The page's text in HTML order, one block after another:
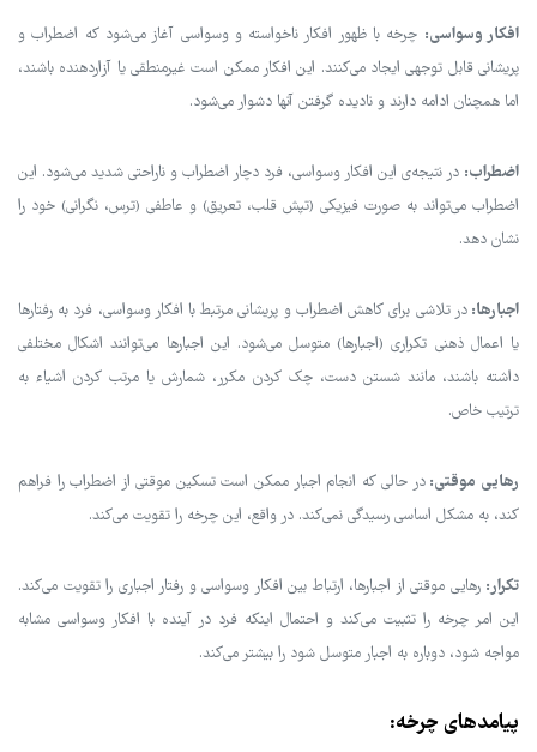
افکار وسواسی: چرخه با ظهور افکار ناخواسته و وسواسی آغاز می‌شود که اضطراب و
پریشانی قابل توجهی ایجاد می‌کنند. این افکار ممکن است غیرمنطقی یا آزاردهنده باشند،
اما همچنان ادامه دارند و نادیده گرفتن آنها دشوار می‌شود.
اضطراب: در نتیجه‌ی این افکار وسواسی، فرد دچار اضطراب و ناراحتی شدید می‌شود. این
اضطراب می‌تواند به صورت فیزیکی (تپش قلب، تعریق) و عاطفی (ترس، نگرانی) خود را
نشان دهد.
اجبارها:در تلاشی برای کاهش اضطراب و پریشانی مرتبط با افکار وسواسی، فرد به رفتارها
یا اعمال ذهنی تکراری (اجبارها) متوسل می‌شود. این اجبارها می‌توانند اشکال مختلفی
داشته باشند، مانند شستن دست، چک کردن مکرر، شمارش یا مرتب کردن اشیاء به
ترتیب خاص.
رهایی موقتی:در حالی که انجام اجبار ممکن است تسکین موقتی از اضطراب را فراهم
کند، به مشکل اساسی رسیدگی نمی‌کند. در واقع، این چرخه را تقویت می‌کند.
تکرار: رهایی موقتی از اجبارها، ارتباط بین افکار وسواسی و رفتار اجباری را تقویت می‌کند.
این امر چرخه را تثبیت می‌کند و احتمال اینکه فرد در آینده با افکار وسواسی مشابه
مواجه شود، دوباره به اجبار متوسل شود را بیشتر می‌کند.
پیامدهای چرخه: